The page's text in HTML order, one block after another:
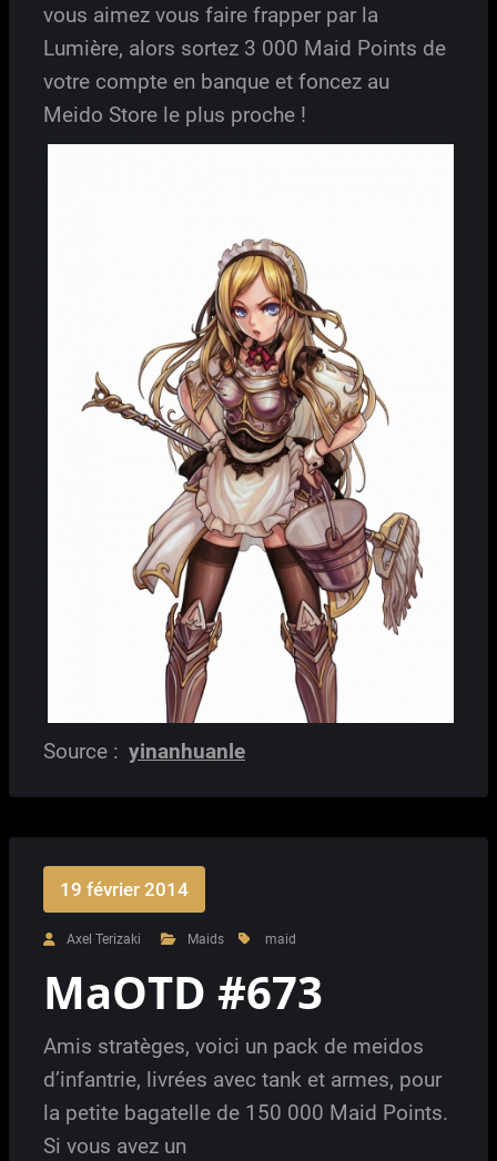
vous aimez vous faire frapper par la
Lumière, alors sortez 3 000 Maid Points de
votre compte en banque et foncez au
Meido Store le plus proche !
Source : yinanhuanle
19 février 2014
Axel Terizaki Maids maid
MaOTD #673
Amis stratèges, voici un pack de meidos
d’infantrie, livrées avec tank et armes, pour
la petite bagatelle de 150 000 Maid Points.
Si vous avez un